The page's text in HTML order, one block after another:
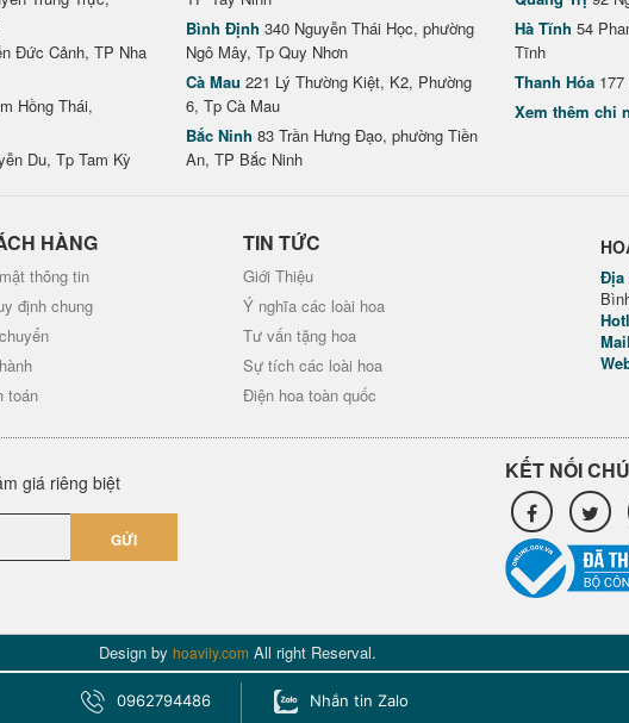
Đức Cảnh, TP Nha
Hồng Thái,
Du, Tp Tam Kỳ
Bình Định 340 Nguyễn Thái Học, phường
Ngô Mây, Tp Quy Nhơn
Cà Mau 221 Lý Thường Kiệt, K2, Phường
6, Tp Cà Mau
Bắc Ninh 83 Trần Hưng Đạo, phường Tiền
An, TP Bắc Ninh
Hà Tĩnh 54
Tĩnh
Thanh Hóa
Xem thêm chi
HÀNG
thông tin
định chung
toán
TIN TỨC
Giới Thiệu
Ý nghĩa các loài hoa
Tư vấn tặng hoa
Sự tích các loài hoa
Điện hoa toàn quốc
Địa
giá riêng biệt
GỬI
KẾT NỐI
Design by hoavily.com All right Reserval.
0962794486 Nhắn tin Zalo